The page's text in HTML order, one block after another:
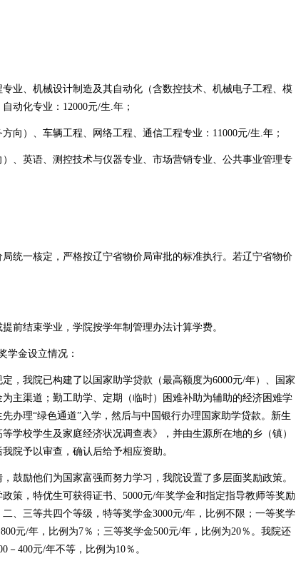
、机械设计制造及其自动化（含数控技术、机械电子工程、模
动化专业：12000元/生.年；
）、车辆工程、网络工程、通信工程专业：11000元/生.年；
英语、测控技术与仪器专业、市场营销专业、公共事业管理专
一核定，严格按辽宁省物价局审批的标准执行。若辽宁省物价
结束学业，学院按学年制管理办法计算学费。
金设立情况：
我院已构建了以国家助学贷款（最高额度为6000元/年）、国家
为主渠道；勤工助学、定期（临时）困难补助为辅助的经济困难学
办理“绿色通道”入学，然后与中国银行办理国家助学贷款。新生
学校学生及家庭经济状况调查表》，并由生源所在地的乡（镇）
院予以审查，确认后给予相应资助。
励他们为国家富强而努力学习，我院设置了多层面奖励政策。
策，特优生可获得证书、5000元/年奖学金和指定指导教师等奖励
、三等共四个等级，特等奖学金3000元/年，比例不限；一等奖学
元/年，比例为7％；三等奖学金500元/年，比例为20％。我院还
400元/年不等，比例为10％。